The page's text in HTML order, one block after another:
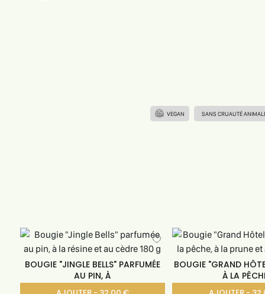
VEGAN SANS CRUAUTÉ
BOUGIE "JINGLE BELLS" PARFUMÉE
AU PIN, À
BOUGIE "GRAND
À LA